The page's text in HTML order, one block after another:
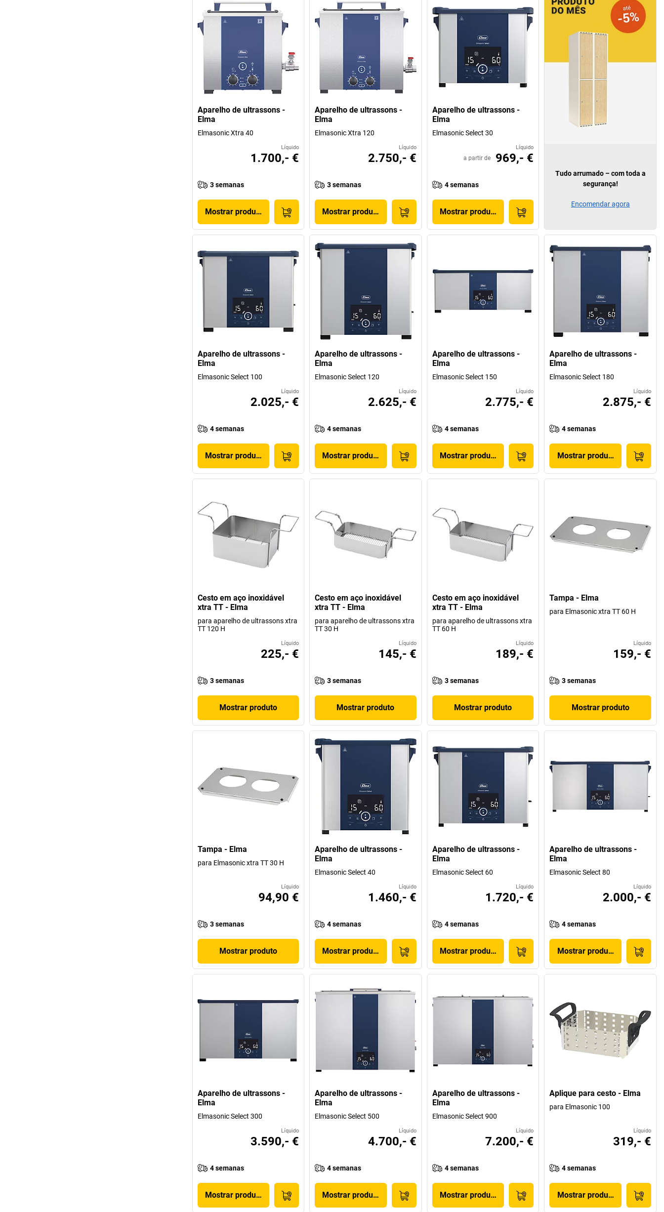
Aparelho de ultrassons -
Elma
Elmasonic Xtra 40
Líquido
1.700,- €
3 semanas
Mostrar produto
Aparelho de ultrassons -
Elma
Elmasonic Xtra 120
Líquido
2.750,- €
3 semanas
Mostrar produto
Aparelho de ultrassons -
Elma
Elmasonic Select 30
Líquido
a partir de 969,- €
4 semanas
Mostrar produto
Aparelho de ultrassons -
Elma
Elmasonic Select 100
Líquido
2.025,- €
4 semanas
Mostrar produto
Aparelho de ultrassons -
Elma
Elmasonic Select 120
Líquido
2.625,- €
4 semanas
Mostrar produto
Aparelho de ultrassons -
Elma
Elmasonic Select 150
Líquido
2.775,- €
4 semanas
Mostrar produto
Aparelho de ultrassons -
Elma
Elmasonic Select 180
Líquido
2.875,- €
4 semanas
Mostrar produto
Cesto em aço inoxidável
xtra TT - Elma
para aparelho de ultrassons xtra
TT 120 H
Líquido
225,- €
3 semanas
Mostrar produto
Cesto em aço inoxidável
xtra TT - Elma
para aparelho de ultrassons xtra
TT 30 H
Líquido
145,- €
3 semanas
Mostrar produto
Cesto em aço inoxidável
xtra TT - Elma
para aparelho de ultrassons xtra
TT 60 H
Líquido
189,- €
3 semanas
Mostrar produto
Tampa - Elma
para Elmasonic xtra TT 60 H
Líquido
159,- €
3 semanas
Mostrar produto
Tampa - Elma
para Elmasonic xtra TT 30 H
Líquido
94,90 €
3 semanas
Mostrar produto
Aparelho de ultrassons -
Elma
Elmasonic Select 40
Líquido
1.460,- €
4 semanas
Mostrar produto
Aparelho de ultrassons -
Elma
Elmasonic Select 60
Líquido
1.720,- €
4 semanas
Mostrar produto
Aparelho de ultrassons -
Elma
Elmasonic Select 80
Líquido
2.000,- €
4 semanas
Mostrar produto
Aparelho de ultrassons -
Elma
Elmasonic Select 300
Líquido
3.590,- €
4 semanas
Mostrar produto
Aparelho de ultrassons -
Elma
Elmasonic Select 500
Líquido
4.700,- €
4 semanas
Mostrar produto
Aparelho de ultrassons -
Elma
Elmasonic Select 900
Líquido
7.200,- €
4 semanas
Mostrar produto
Aplique para cesto - Elma
para Elmasonic 100
Líquido
319,- €
4 semanas
Mostrar produto
Tudo arrumado – com toda a
segurança!
Encomendar agora